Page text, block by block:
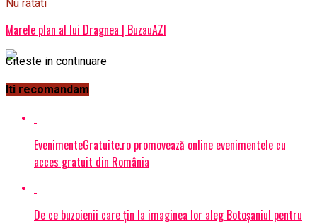
Nu ratati
Marele plan al lui Dragnea | BuzauAZI
Citeste in continuare
Iti recomandam
EvenimenteGratuite.ro promovează online evenimentele cu
acces gratuit din România
De ce buzoienii care țin la imaginea lor aleg Botoșaniul pentru